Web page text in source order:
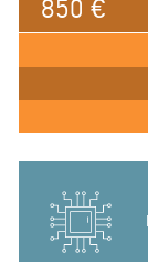
850 €